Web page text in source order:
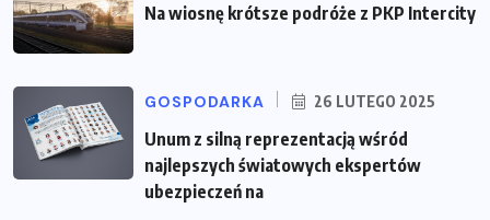
Na wiosnę krótsze podróże z PKP Intercity
GOSPODARKA 26 LUTEGO 2025
Unum z silną reprezentacją wśród
najlepszych światowych ekspertów
ubezpieczeń na